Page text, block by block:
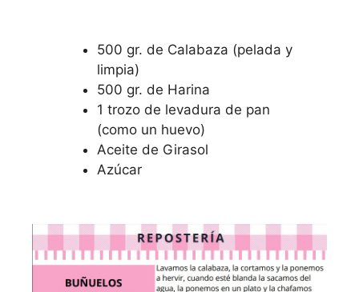
500 gr. de Calabaza (pelada y
limpia)
500 gr. de Harina
1 trozo de levadura de pan
(como un huevo)
Aceite de Girasol
Azúcar